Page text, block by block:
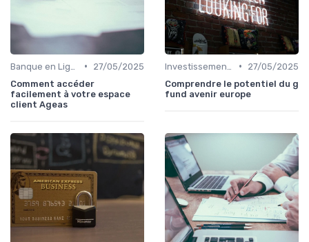
•
27/05/2025
Comment accéder
facilement à votre espace
client Ageas
•
27/05/2025
Comprendre le potentiel du g
fund avenir europe